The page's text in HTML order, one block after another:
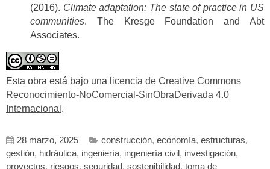
(2016). Climate adaptation: The state of practice in US
communities. The Kresge Foundation and Abt
Associates.
Esta obra está bajo una licencia de Creative Commons
Reconocimiento-NoComercial-SinObraDerivada 4.0
Internacional .
28 marzo, 2025 construcción, economía, estructuras,
gestión, hidráulica, ingeniería, ingeniería civil , investigación,
proyectos, riesgos, seguridad, sostenibilidad, toma de